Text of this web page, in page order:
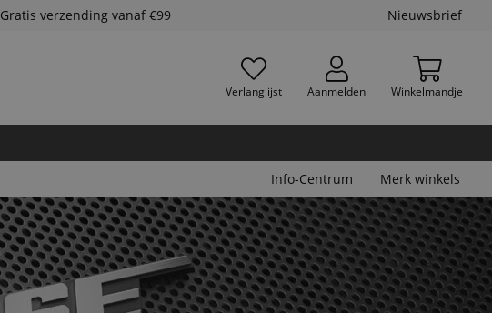
Gratis verzending vanaf €99 Nieuwsbrief
Verlanglijst Aanmelden Winkelmandje
Info-Centrum Merk winkels